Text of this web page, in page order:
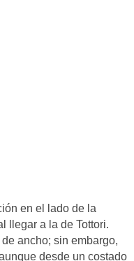
en el lado de la
llegar a la de Tottori.
ancho; sin embargo,
desde un costado